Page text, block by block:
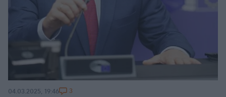
04.03.2025, 19:46 3